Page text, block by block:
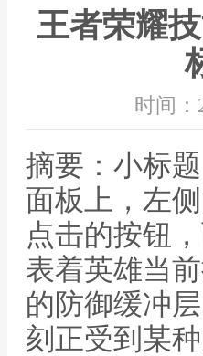
王者荣耀
时间：
摘要：小标
面板上，左
点击的按钮
表着英雄当
的防御缓冲
刻正受到某